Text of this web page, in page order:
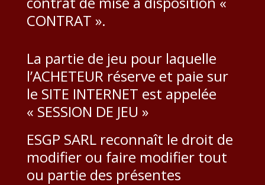
CONTRAT ».
La partie de jeu pour laquelle
l’ACHETEUR réserve et paie sur
le SITE INTERNET est appelée
« SESSION DE JEU »
ESGP SARL reconnaît le droit de
modifier ou faire modifier tout
ou partie des présentes